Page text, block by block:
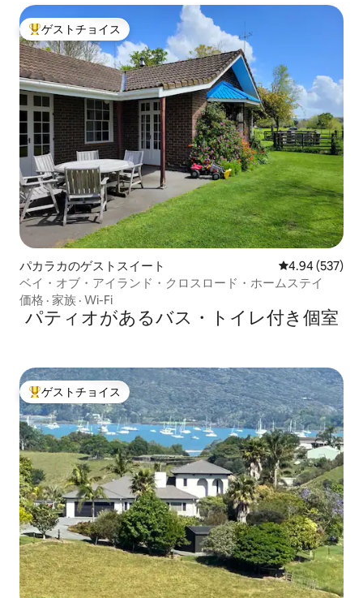
大好評のゲストチョイスです。
ゲストチョイス
パカラカのゲストスイート レビュー537
4.94 (537)
ベイ・オブ・アイランド・クロスロード・ホームステイ
価格 · 家族 · Wi-Fi
パティオがあるバス・トイレ付き個室
大好評のゲストチョイスです。
ゲストチョイス